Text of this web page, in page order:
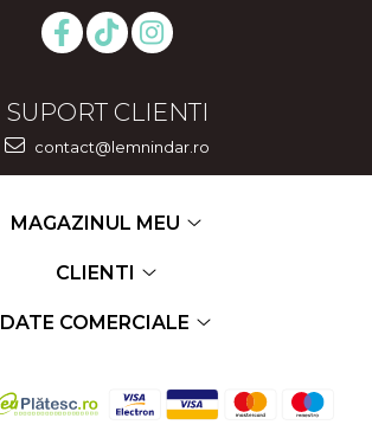
SUPORT CLIENTI
contact@lemnindar.ro
MAGAZINUL MEU
CLIENTI
DATE COMERCIALE